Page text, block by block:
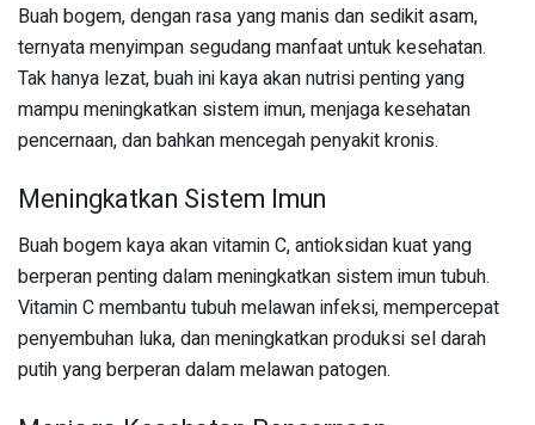
Buah bogem, dengan rasa yang manis dan sedikit asam,
ternyata menyimpan segudang manfaat untuk kesehatan.
Tak hanya lezat, buah ini kaya akan nutrisi penting yang
mampu meningkatkan sistem imun, menjaga kesehatan
pencernaan, dan bahkan mencegah penyakit kronis.
Meningkatkan Sistem Imun
Buah bogem kaya akan vitamin C, antioksidan kuat yang
berperan penting dalam meningkatkan sistem imun tubuh.
Vitamin C membantu tubuh melawan infeksi, mempercepat
penyembuhan luka, dan meningkatkan produksi sel darah
putih yang berperan dalam melawan patogen.